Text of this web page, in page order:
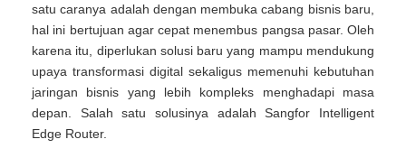
satu caranya adalah dengan membuka cabang bisnis baru,
hal ini bertujuan agar cepat menembus pangsa pasar. Oleh
karena itu, diperlukan solusi baru yang mampu mendukung
upaya transformasi digital sekaligus memenuhi kebutuhan
jaringan bisnis yang lebih kompleks menghadapi masa
depan. Salah satu solusinya adalah Sangfor Intelligent
Edge Router.